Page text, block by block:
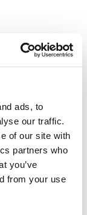
ads, to
our traffic.
of our site with
partners who
you’ve
from your use